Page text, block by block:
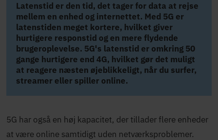
Latenstid er den tid, det tager for data at rejse
mellem en enhed og internettet. Med 5G er
latenstiden meget kortere, hvilket giver
hurtigere responstid og en mere flydende
brugeroplevelse. 5G's latenstid er omkring 50
gange hurtigere end 4G, hvilket gør det muligt
at reagere næsten øjeblikkeligt, når du surfer,
streamer eller spiller online.
5G har også en høj kapacitet, der tillader flere enheder
at være online samtidigt uden netværksproblemer.